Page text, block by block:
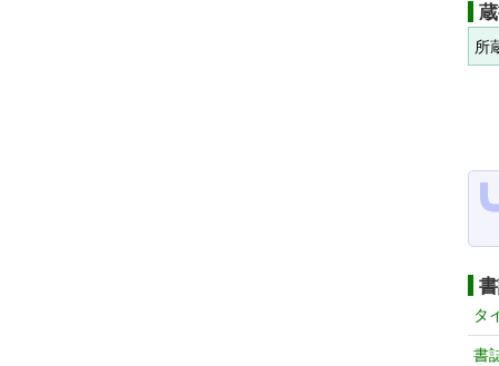
所
タ
書